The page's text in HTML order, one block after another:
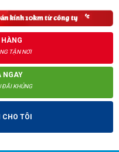
TẬN NƠI
NGAY
ĐÃI KHỦNG
CHO TÔI